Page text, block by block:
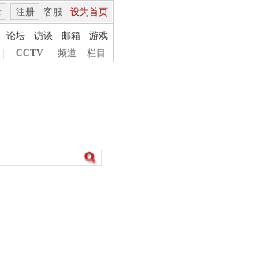
客服 设为首页
注册
论坛 访谈 邮箱
游戏
CCTV 频道 栏目